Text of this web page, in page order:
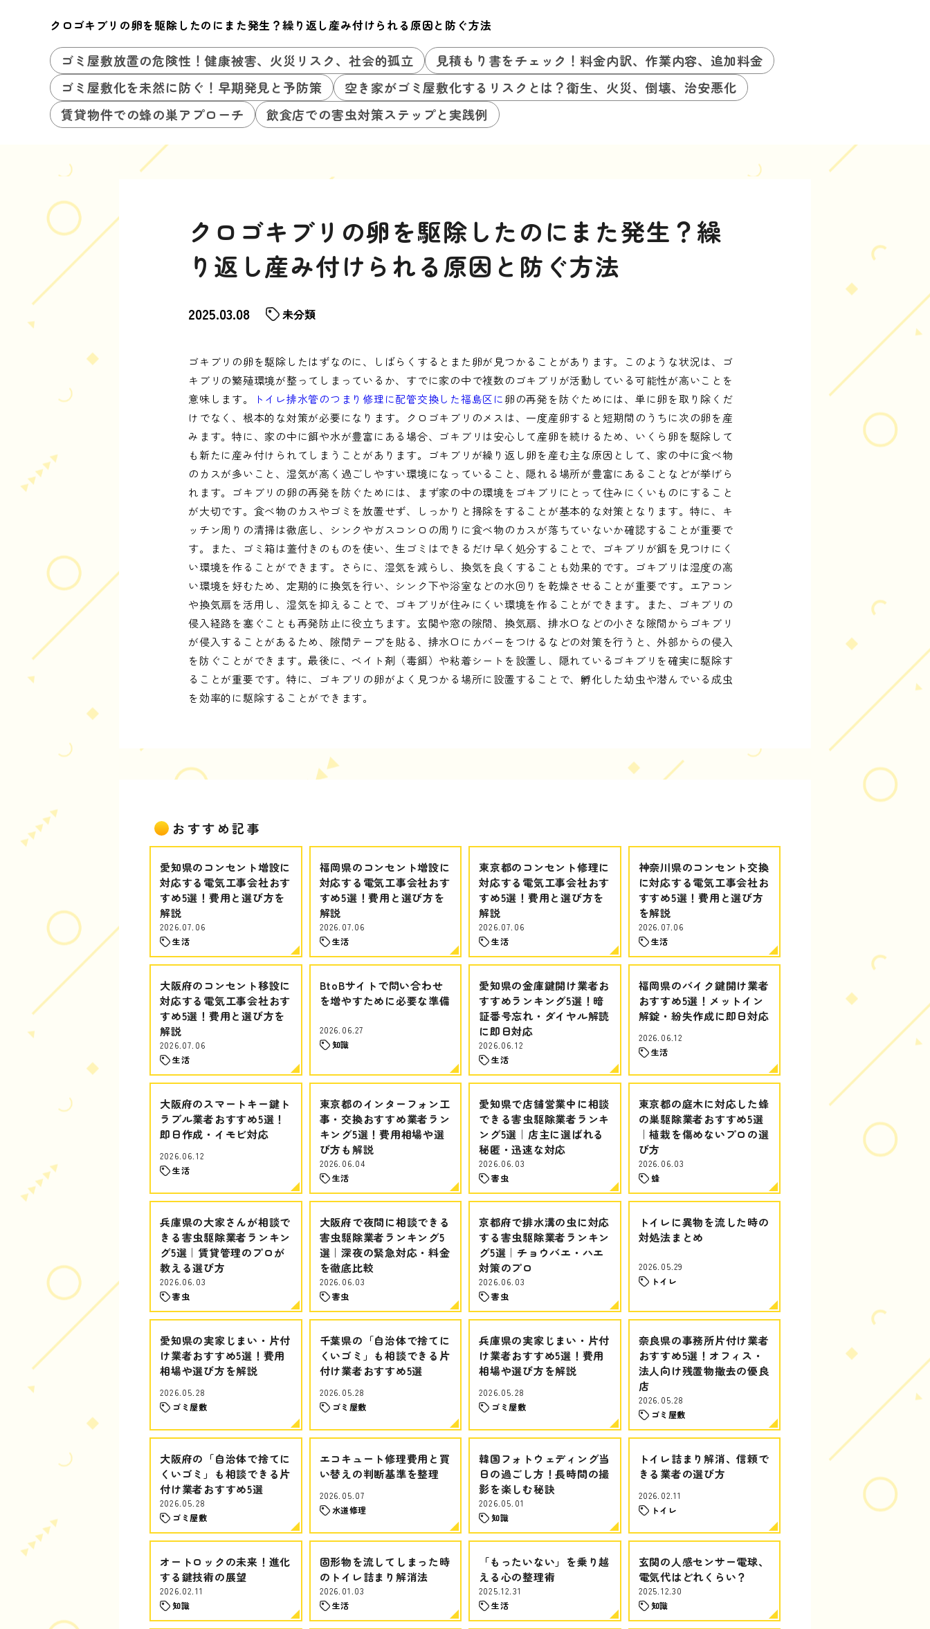
クロゴキブリの卵を駆除したのにまた発生？繰り返し産み付けられる原因と防ぐ方法
ゴミ屋敷放置の危険性！健康被害、火災リスク、社会的孤立
見積もり書をチェック！料金内訳、作業内容、追加料金
ゴミ屋敷化を未然に防ぐ！早期発見と予防策
空き家がゴミ屋敷化するリスクとは？衛生、火災、倒壊、治安悪化
賃貸物件での蜂の巣アプローチ
飲食店での害虫対策ステップと実践例
クロゴキブリの卵を駆除したのにまた発生？繰
り返し産み付けられる原因と防ぐ方法
2025.03.08 未分類
ゴキブリの卵を駆除したはずなのに、しばらくするとまた卵が見つかることがあります。このような状況は、ゴ
キブリの繁殖環境が整ってしまっているか、すでに家の中で複数のゴキブリが活動している可能性が高いことを
意味します。
トイレ排水管のつまり修理に配管交換した福島区に卵の再発を防ぐためには、単に卵を取り除くだ
けでなく、根本的な対策が必要になります。クロゴキブリのメスは、一度産卵すると短期間のうちに次の卵を産
みます。特に、家の中に餌や水が豊富にある場合、ゴキブリは安心して産卵を続けるため、いくら卵を駆除して
も新たに産み付けられてしまうことがあります。ゴキブリが繰り返し卵を産む主な原因として、家の中に食べ物
のカスが多いこと、湿気が高く過ごしやすい環境になっていること、隠れる場所が豊富にあることなどが挙げら
れます。ゴキブリの卵の再発を防ぐためには、まず家の中の環境をゴキブリにとって住みにくいものにすること
が大切です。食べ物のカスやゴミを放置せず、しっかりと掃除をすることが基本的な対策となります。特に、キ
ッチン周りの清掃は徹底し、シンクやガスコンロの周りに食べ物のカスが落ちていないか確認することが重要で
す。また、ゴミ箱は蓋付きのものを使い、生ゴミはできるだけ早く処分することで、ゴキブリが餌を見つけにく
い環境を作ることができます。さらに、湿気を減らし、換気を良くすることも効果的です。ゴキブリは湿度の高
い環境を好むため、定期的に換気を行い、シンク下や浴室などの水回りを乾燥させることが重要です。エアコン
や換気扇を活用し、湿気を抑えることで、ゴキブリが住みにくい環境を作ることができます。また、ゴキブリの
侵入経路を塞ぐことも再発防止に役立ちます。玄関や窓の隙間、換気扇、排水口などの小さな隙間からゴキブリ
が侵入することがあるため、隙間テープを貼る、排水口にカバーをつけるなどの対策を行うと、外部からの侵入
を防ぐことができます。最後に、ベイト剤（毒餌）や粘着シートを設置し、隠れているゴキブリを確実に駆除す
ることが重要です。特に、ゴキブリの卵がよく見つかる場所に設置することで、孵化した幼虫や潜んでいる成虫
を効率的に駆除することができます。
おすすめ記事
愛知県のコンセント増設に
対応する電気工事会社おす
すめ5選！費用と選び方を
解説
2026.07.06
生活
福岡県のコンセント増設に
対応する電気工事会社おす
すめ5選！費用と選び方を
解説
2026.07.06
生活
東京都のコンセント修理に
対応する電気工事会社おす
すめ5選！費用と選び方を
解説
2026.07.06
生活
神奈川県のコンセント交換
に対応する電気工事会社お
すすめ5選！費用と選び方
を解説
2026.07.06
生活
大阪府のコンセント移設に
対応する電気工事会社おす
すめ5選！費用と選び方を
解説
2026.07.06
生活
BtoBサイトで問い合わせ
を増やすために必要な準備
2026.06.27
知識
愛知県の金庫鍵開け業者お
すすめランキング5選！暗
証番号忘れ・ダイヤル解読
に即日対応
2026.06.12
生活
福岡県のバイク鍵開け業者
おすすめ5選！メットイン
解錠・紛失作成に即日対応
2026.06.12
生活
大阪府のスマートキー鍵ト
ラブル業者おすすめ5選！
即日作成・イモビ対応
2026.06.12
生活
東京都のインターフォン工
事・交換おすすめ業者ラン
キング5選！費用相場や選
び方も解説
2026.06.04
生活
愛知県で店舗営業中に相談
できる害虫駆除業者ランキ
ング5選｜店主に選ばれる
秘匿・迅速な対応
2026.06.03
害虫
東京都の庭木に対応した蜂
の巣駆除業者おすすめ5選
｜植栽を傷めないプロの選
び方
2026.06.03
蜂
兵庫県の大家さんが相談で
きる害虫駆除業者ランキン
グ5選｜賃貸管理のプロが
教える選び方
2026.06.03
害虫
大阪府で夜間に相談できる
害虫駆除業者ランキング5
選｜深夜の緊急対応・料金
を徹底比較
2026.06.03
害虫
京都府で排水溝の虫に対応
する害虫駆除業者ランキン
グ5選｜チョウバエ・ハエ
対策のプロ
2026.06.03
害虫
トイレに異物を流した時の
対処法まとめ
2026.05.29
トイレ
愛知県の実家じまい・片付
け業者おすすめ5選！費用
相場や選び方を解説
2026.05.28
ゴミ屋敷
千葉県の「自治体で捨てに
くいゴミ」も相談できる片
付け業者おすすめ5選
2026.05.28
ゴミ屋敷
兵庫県の実家じまい・片付
け業者おすすめ5選！費用
相場や選び方を解説
2026.05.28
ゴミ屋敷
奈良県の事務所片付け業者
おすすめ5選！オフィス・
法人向け残置物撤去の優良
店
2026.05.28
ゴミ屋敷
大阪府の「自治体で捨てに
くいゴミ」も相談できる片
付け業者おすすめ5選
2026.05.28
ゴミ屋敷
エコキュート修理費用と買
い替えの判断基準を整理
2026.05.07
水道修理
韓国フォトウェディング当
日の過ごし方！長時間の撮
影を楽しむ秘訣
2026.05.01
知識
トイレ詰まり解消、信頼で
きる業者の選び方
2026.02.11
トイレ
オートロックの未来！進化
する鍵技術の展望
2026.02.11
知識
固形物を流してしまった時
のトイレ詰まり解消法
2026.01.03
生活
「もったいない」を乗り越
える心の整理術
2025.12.31
生活
玄関の人感センサー電球、
電気代はどれくらい？
2025.12.30
知識